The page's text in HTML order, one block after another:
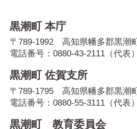
黒潮町 本庁
〒789-1992 高知県幡多郡黒潮
電話番号：0880-43-2111 （代表）
黒潮町 佐賀支所
〒789-1795 高知県幡多郡黒潮
電話番号：0880-55-3111 （代表）
黒潮町 教育委員会